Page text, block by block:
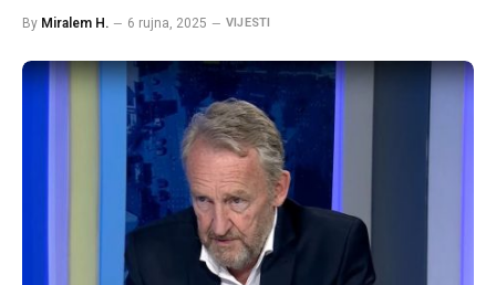
By Miralem H. 6 rujna, 2025 VIJESTI